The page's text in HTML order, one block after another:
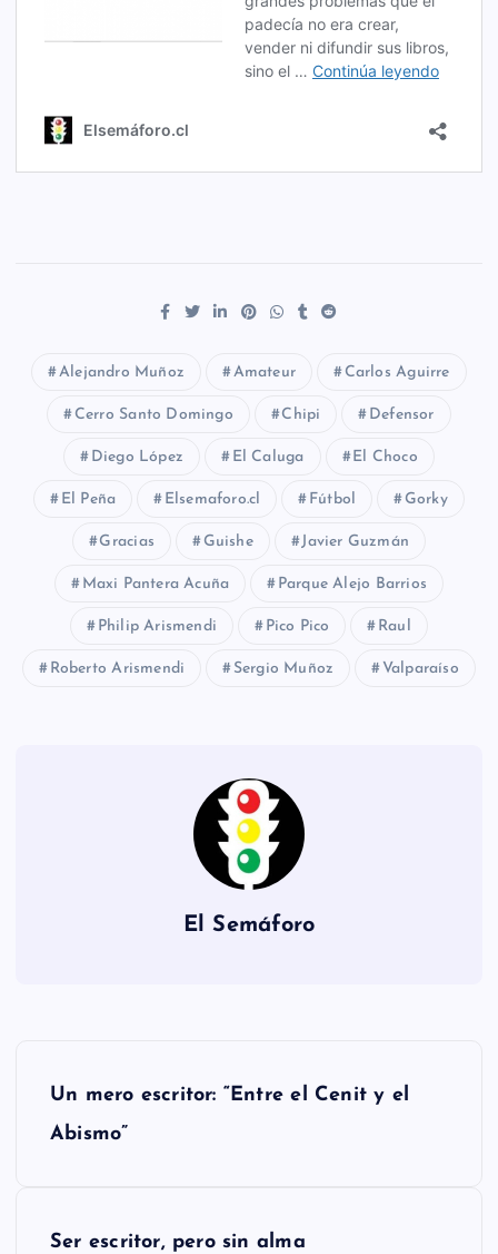
Alejandro Muñoz Amateur Carlos Aguirre
Cerro Santo Domingo Chipi Defensor
Diego López El Caluga El Choco
El Peña Elsemaforo.cl Fútbol Gorky
Gracias Guishe Javier Guzmán
Maxi Pantera Acuña Parque Alejo Barrios
Philip Arismendi Pico Pico Raul
Roberto Arismendi Sergio Muñoz Valparaíso
El Semáforo
Un mero escritor: “Entre el Cenit y el
Abismo”
Ser escritor, pero sin alma